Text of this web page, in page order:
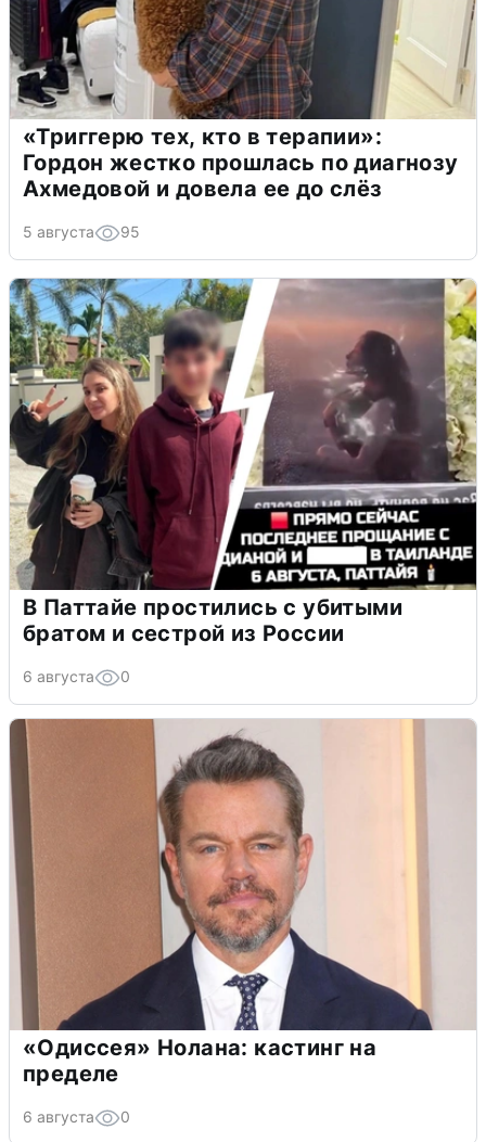
«Триггерю тех, кто в терапии»:
Гордон жестко прошлась по диагнозу
Ахмедовой и довела ее до слёз
5 августа 95
В Паттайе простились с убитыми
братом и сестрой из России
6 августа 0
«Одиссея» Нолана: кастинг на
пределе
6 августа 0